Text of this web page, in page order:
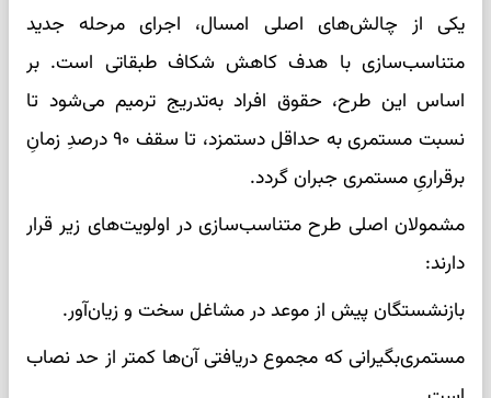
یکی از چالش‌های اصلی امسال، اجرای مرحله جدید
متناسب‌سازی با هدف کاهش شکاف طبقاتی است. بر
اساس این طرح، حقوق افراد به‌تدریج ترمیم می‌شود تا
نسبت مستمری به حداقل دستمزد، تا سقف ۹۰ درصدِ زمانِ
برقراریِ مستمری جبران گردد.
مشمولان اصلی طرح متناسب‌سازی در اولویت‌های زیر قرار
دارند:
بازنشستگان پیش از موعد در مشاغل سخت و زیان‌آور.
مستمری‌بگیرانی که مجموع دریافتی آن‌ها کمتر از حد نصاب